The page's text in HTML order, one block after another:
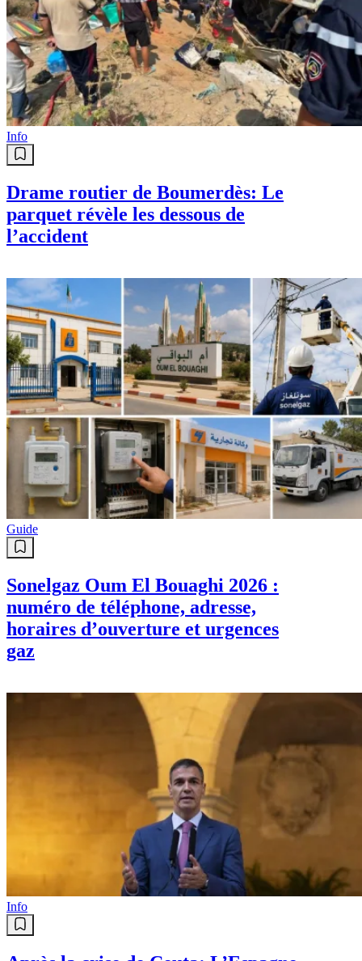
Info
Drame routier de Boumerdès: Le
parquet révèle les dessous de
l’accident
Guide
Sonelgaz Oum El Bouaghi 2026 :
numéro de téléphone, adresse,
horaires d’ouverture et urgences
gaz
Info